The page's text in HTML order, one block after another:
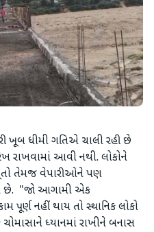
ખૂબ ધીમી ગતિએ ચાલી રહી છે
રાખવામાં આવી નથી. લોકોને
તેમજ વેપારીઓને પણ
છે. "જો આગામી એક
પૂર્ણ નહીં થાય તો સ્થાનિક લોકો
ધ્યાનમાં રાખીને બનાસ